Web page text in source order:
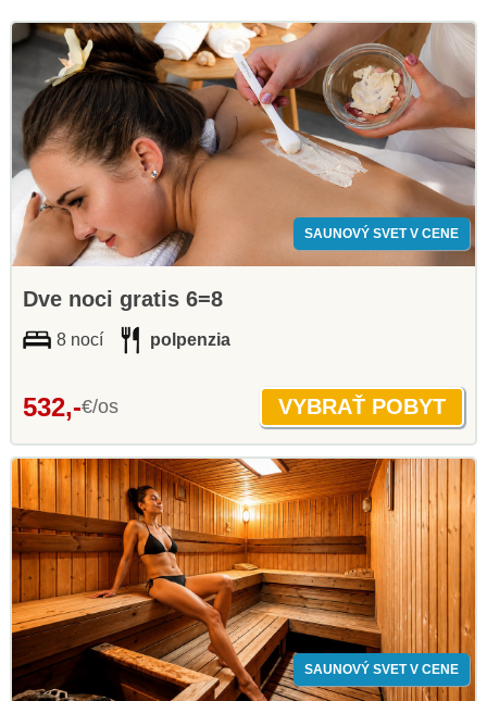
SAUNOVÝ SVET V CENE
Dve noci gratis 6=8
8 nocí polpenzia
532,-€/os
SAUNOVÝ SVET V CENE